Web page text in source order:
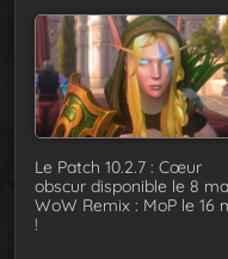
Le Patch 10.2.7 : Cœur
obscur disponible le 8
WoW Remix : MoP le 16
!